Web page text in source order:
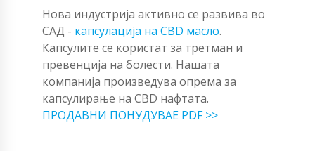
Нова индустрија активно се развива во
САД - капсулација на CBD масло.
Капсулите се користат за третман и
превенција на болести. Нашата
компанија произведува опрема за
капсулирање на CBD нафтата.
ПРОДАВНИ ПОНУДУВАЕ PDF >>